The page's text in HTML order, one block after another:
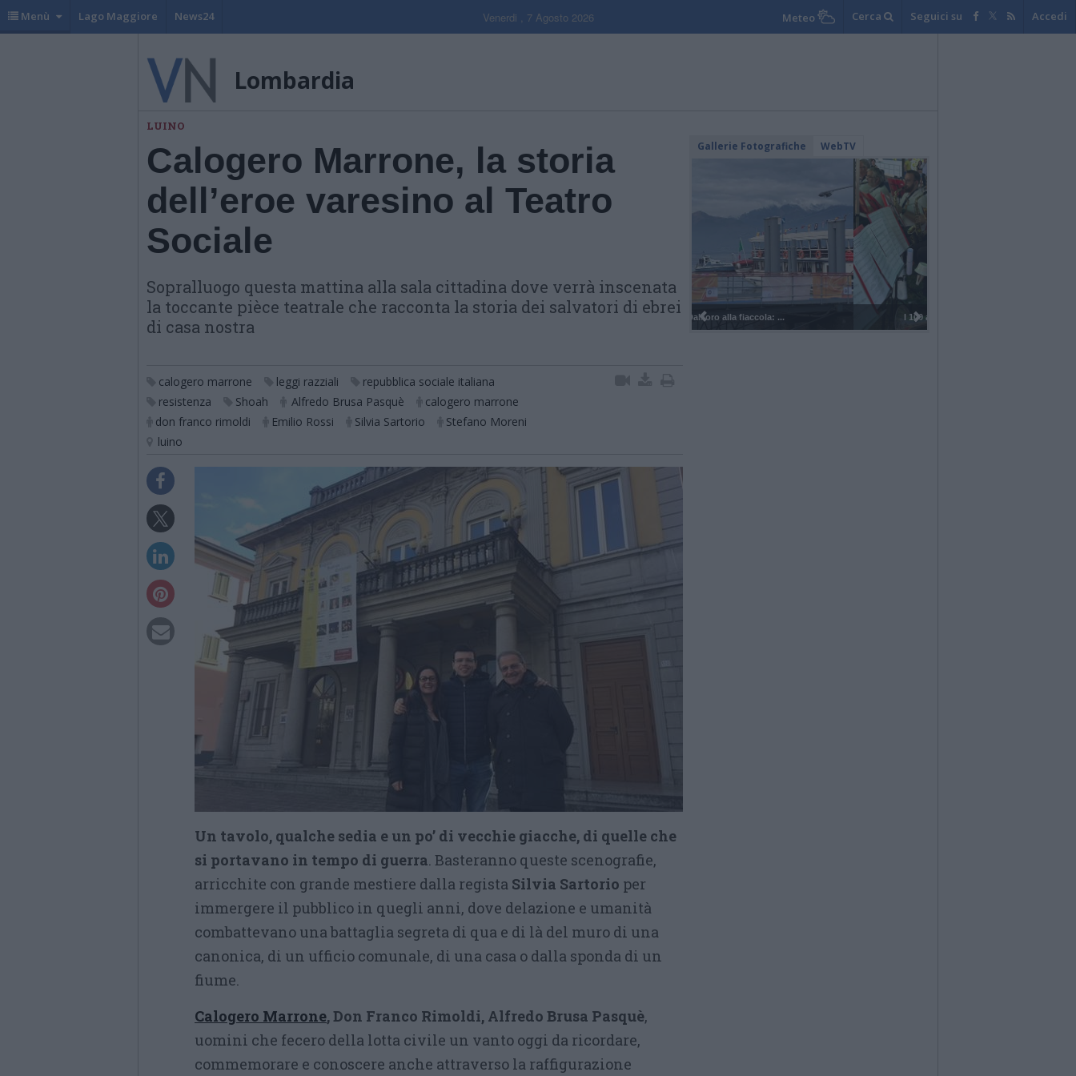
Menù Lago Maggiore News24 Venerdi , 7 Agosto 2026 Meteo Cerca Seguici su Accedi
Lombardia
LUINO
Calogero Marrone, la storia
dell’eroe varesino al Teatro
Sociale
Sopralluogo questa mattina alla sala cittadina dove verrà inscenata
la toccante pièce teatrale che racconta la storia dei salvatori di ebrei
di casa nostra
calogero marrone leggi razziali
repubblica sociale italiana
resistenza
Shoah Alfredo Brusa Pasquè
calogero marrone
don franco rimoldi
Emilio Rossi Silvia Sartorio
Stefano Moreni
luino
Un tavolo, qualche sedia e un po’ di vecchie giacche, di quelle che
si portavano in tempo di guerra. Basteranno queste scenografie,
arricchite con grande mestiere dalla regista Silvia Sartorio per
immergere il pubblico in quegli anni, dove delazione e umanità
combattevano una battaglia segreta di qua e di là del muro di una
canonica, di un ufficio comunale, di una casa o dalla sponda di un
fiume.
Calogero Marrone, Don Franco Rimoldi, Alfredo Brusa Pasquè,
uomini che fecero della lotta civile un vanto oggi da ricordare,
commemorare e conoscere anche attraverso la raffigurazione
Gallerie Fotografiche WebTV
I 100 anni del Corpo Musicale di